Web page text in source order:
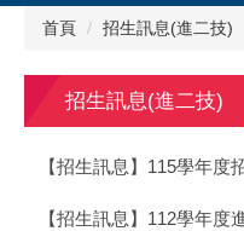
首頁 招生訊息(進二技)
招生訊息(進二技)
【招生訊息】115學年度
【招生訊息】112學年度